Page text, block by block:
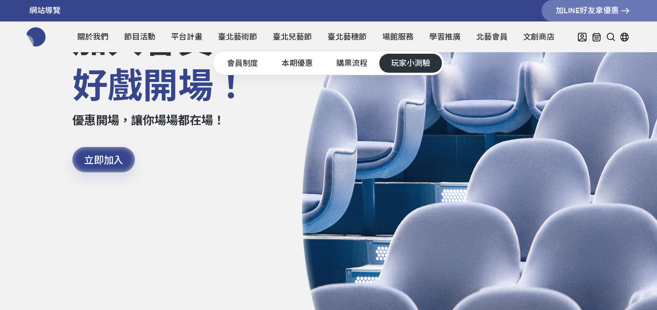
網站導覽 加LINE好友拿優惠
關於我們 節目活動 平台計畫 臺北藝術節 臺北兒藝節 臺北藝穗節 場館服務 學習推廣 北藝會員 文創商店
全網站搜尋節目、活動、影音文章
會員制度 本期優惠 購票流程 玩家小測驗
加入會員，
好戲開場！
優惠開場，讓你場場都在場！
立即加入